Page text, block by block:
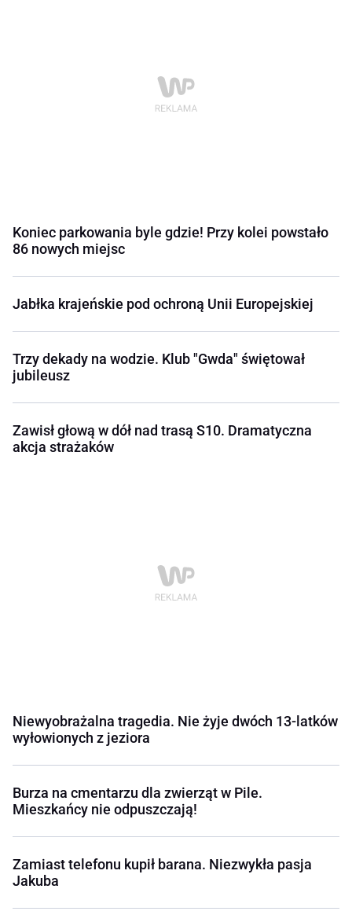
Koniec parkowania byle gdzie! Przy kolei powstało
86 nowych miejsc
Jabłka krajeńskie pod ochroną Unii Europejskiej
Trzy dekady na wodzie. Klub "Gwda" świętował
jubileusz
Zawisł głową w dół nad trasą S10. Dramatyczna
akcja strażaków
Niewyobrażalna tragedia. Nie żyje dwóch 13-latków
wyłowionych z jeziora
Burza na cmentarzu dla zwierząt w Pile.
Mieszkańcy nie odpuszczają!
Zamiast telefonu kupił barana. Niezwykła pasja
Jakuba